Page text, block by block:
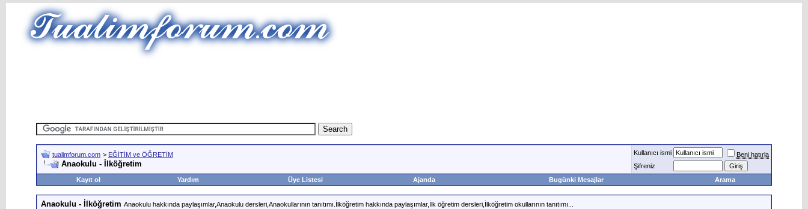
tualimforum.com > EĞİTİM ve ÖĞRETİM
Anaokulu - İlköğretim
Kullanıcı ismi
Beni hatırla
Şifreniz
Kayıt ol
Yardım Üye Listesi Ajanda Bugünki Mesajlar Arama
Anaokulu - İlköğretim Anaokulu hakkında paylaşımlar,Anaokulu dersleri,Anaokullarının tanıtımı.İlköğretim hakkında paylaşımlar,İlk öğretim dersleri,İlköğretim okullarının tanıtımı...